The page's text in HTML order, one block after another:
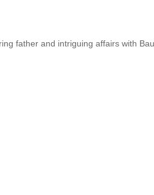
father and intriguing affairs with